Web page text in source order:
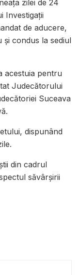
zilei de 24
Investigații
de aducere,
și condus la sediul
acestuia pentru
Judecătorului
Suceava
dispunând
din cadrul
săvârșirii